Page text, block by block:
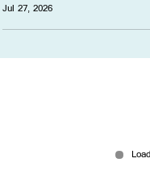
Jul 27, 2026